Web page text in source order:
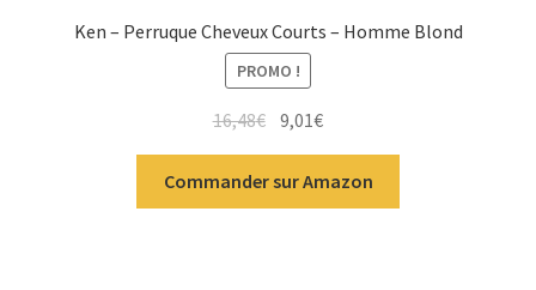
Ken – Perruque Cheveux Courts – Homme Blond
PROMO !
16,48€ 9,01€
Commander sur Amazon